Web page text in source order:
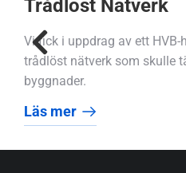
Trådlöst Nätverk
Vi fick i uppdrag av ett
trådlöst nätverk som skulle
byggnader.
Läs mer